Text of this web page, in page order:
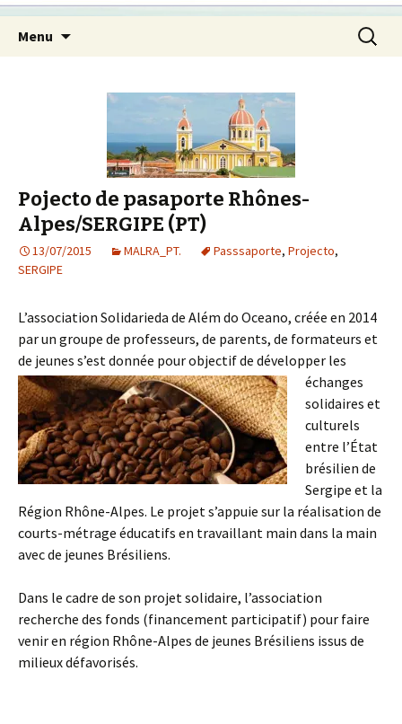
Menu
conteúdo
por:
Pojecto de pasaporte Rhônes-
Alpes/SERGIPE (PT)
13/07/2015 MALRA_PT. Passsaporte, Projecto,
SERGIPE
L’association Solidarieda de Além do Oceano, créée en 2014
par un groupe de professeurs, de parents, de formateurs et
de jeunes s’est donnée pour objectif de développer les
échanges
solidaires et
culturels
entre l’État
brésilien de
Sergipe et la
Région Rhône-Alpes. Le projet s’appuie sur la réalisation de
courts-métrage éducatifs en travaillant main dans la main
avec de jeunes Brésiliens.
Dans le cadre de son projet solidaire, l’association
recherche des fonds (financement participatif) pour faire
venir en région Rhône-Alpes de jeunes Brésiliens issus de
milieux défavorisés.